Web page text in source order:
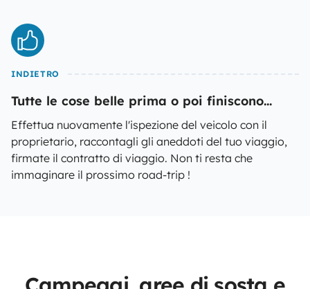
INDIETRO
Tutte le cose belle prima o poi finiscono...
Effettua nuovamente l'ispezione del veicolo con il
proprietario, raccontagli gli aneddoti del tuo viaggio,
firmate il contratto di viaggio. Non ti resta che
immaginare il prossimo road-trip !